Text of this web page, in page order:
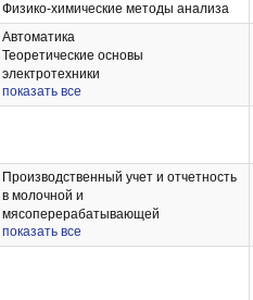
технологическая) практика
Производственная практика: научно-
исследовательская работа
Преддипломная практика
Физико-химические методы анализа
Автоматика
Теоретические основы
электротехники
Монтаж электрооборудования и
средств автоматики
Нетрадиционные и возобновляемые
источники энергии в АПК
показать все
Производственный учет и отчетность
в молочной и
мясоперерабатывающей
промышленности
Производственный учет и отчетность
показать все